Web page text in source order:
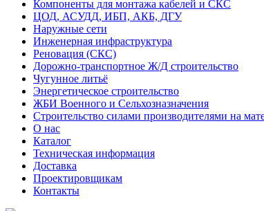
Компоненты для монтажа кабелей и СКС
ЦОД, АСУДД, ИБП, АКБ, ДГУ
Наружные сети
Инженерная инфраструктура
Реновация (СКС)
Дорожно-транспортное Ж/Д строительство
Чугунное литьё
Энергетическое строительство
ЖБИ Военного и Сельхозназначения
Строительство силами производителями на
О нас
Каталог
Техническая информация
Доставка
Проектировщикам
Контакты